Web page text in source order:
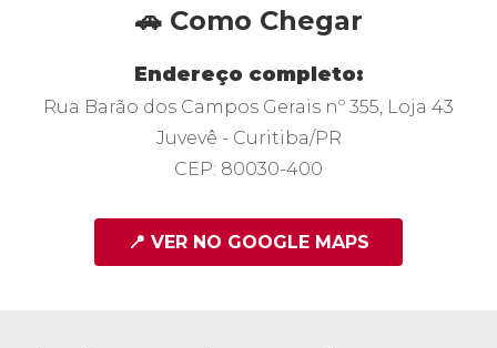
🚗 Como Chegar
Endereço completo:
Rua Barão dos Campos Gerais nº 355, Loja 43
Juvevê - Curitiba/PR
CEP: 80030-400
📍 VER NO GOOGLE MAPS